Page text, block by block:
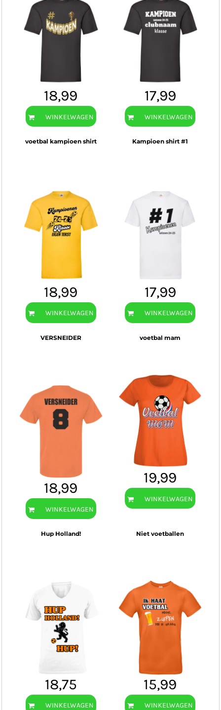
18,99
WINKELWAGEN
17,99
WINKELWAGEN
voetbal kampioen shirt
18,99
WINKELWAGEN
Kampioen shirt #1
17,99
WINKELWAGEN
VERSNEIDER
18,99
WINKELWAGEN
voetbal mam
19,99
WINKELWAGEN
Hup Holland!
18,75
WINKELWAGEN
Niet voetballen
15,99
WINKELWAGEN